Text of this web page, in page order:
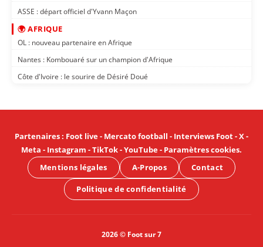
ASSE : départ officiel d'Yvann Maçon
🌍 AFRIQUE
OL : nouveau partenaire en Afrique
Nantes : Kombouaré sur un champion d'Afrique
Côte d'Ivoire : le sourire de Désiré Doué
Partenaires: Foot live- Mercato football - Interviews Foot-X-
Meta - Instagram -TikTok-YouTube- Paramètres cookies.
Mentions légales
A-Propos Contact
Politique de confidentialité
2026 © Foot sur 7